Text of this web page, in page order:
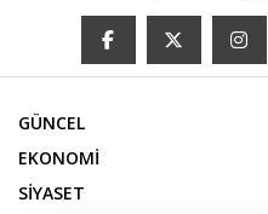
GÜNCEL
EKONOMİ
SİYASET